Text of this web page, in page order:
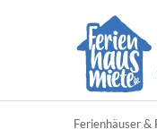
Ferienhäuser &